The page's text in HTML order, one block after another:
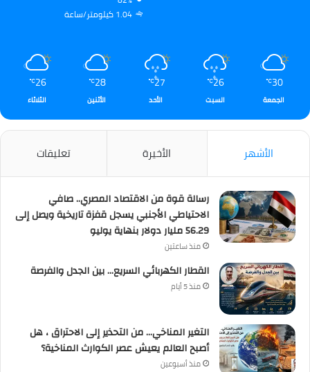
1.04 كيلومتر/ساعة
30
℃
الجمعة
26
℃
السبت
27
℃
الأحد
28
℃
الأثنين
26
℃
الثلاثاء
الأشهر الأخيرة تعليقات
رسالة قوة من الاقتصاد المصري.. صافي
الاحتياطي الأجنبي يسجل قفزة تاريخية ويصل إلى
56.29 مليار دولار بنهاية يوليو
منذ ساعتين
القطار الكهربائي السريع… بين الجدل والفرصة
منذ 5 أيام
التغير المناخي… من التحذير إلى الاحتراق ، هل
أصبح العالم يعيش عصر الكوارث المناخية؟
منذ أسبوعين